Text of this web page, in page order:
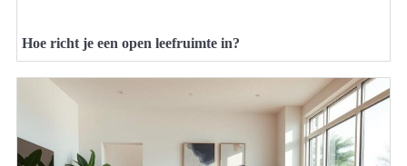
Hoe richt je een open leefruimte in?